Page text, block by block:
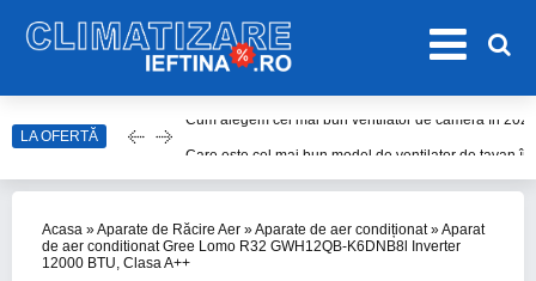
LA OFERTĂ
Accesorii Aer Condiționat – 15 Lucruri de Bifat
Acasa »Aparate de Răcire Aer »Aparate de aer condiționat»Aparat
de aer conditionat Gree Lomo R32 GWH12QB-K6DNB8l Inverter
12000 BTU, Clasa A++